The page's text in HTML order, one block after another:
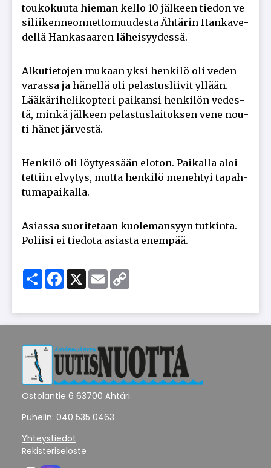
tou­ko­kuu­ta hie­man kel­lo 10 jäl­keen tie­don ve­
si­lii­ken­ne­on­net­to­muu­des­ta Äh­tä­rin Han­ka­ve­
del­lä Han­ka­saa­ren lä­hei­syy­des­sä.
Al­ku­tie­to­jen mu­kaan yk­si hen­ki­lö oli ve­den
va­ras­sa ja hä­nel­lä oli pe­las­tus­lii­vit yl­lään.
Lää­kä­ri­he­li­kop­te­ri pai­kan­si hen­ki­lön ve­des­
tä, min­kä jäl­keen pe­las­tus­lai­tok­sen vene nou­
ti hä­net jär­ves­tä.
Hen­ki­lö oli löy­ty­es­sään elo­ton. Pai­kal­la aloi­
tet­tiin el­vy­tys, mut­ta hen­ki­lö me­neh­tyi ta­pah­
tu­ma­pai­kal­la.
Asi­as­sa suo­ri­te­taan kuo­le­man­syyn tut­kin­ta.
Po­lii­si ei tie­do­ta asi­as­ta enem­pää.
ShareFacebook
X Email
Ostolantie 6 63700 Ähtäri
Puhelin: 040 535 0463
Yhteystiedot
Rekisteriseloste